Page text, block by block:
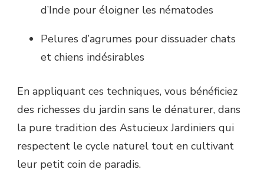
d’Inde pour éloigner les nématodes
Pelures d’agrumes pour dissuader chats
et chiens indésirables
En appliquant ces techniques, vous bénéficiez
des richesses du jardin sans le dénaturer, dans
la pure tradition des Astucieux Jardiniers qui
respectent le cycle naturel tout en cultivant
leur petit coin de paradis.